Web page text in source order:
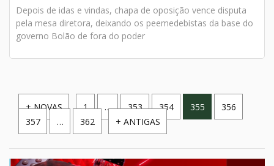
Depois de idas e vindas, chapa de oposição vence disputa
pela mesa diretora, deixando os peemedebistas da base do
governo Bolão de fora do poder
Paginação
de
posts
+ NOVAS 1 … 353 354 355
356
357
… 362 + ANTIGAS